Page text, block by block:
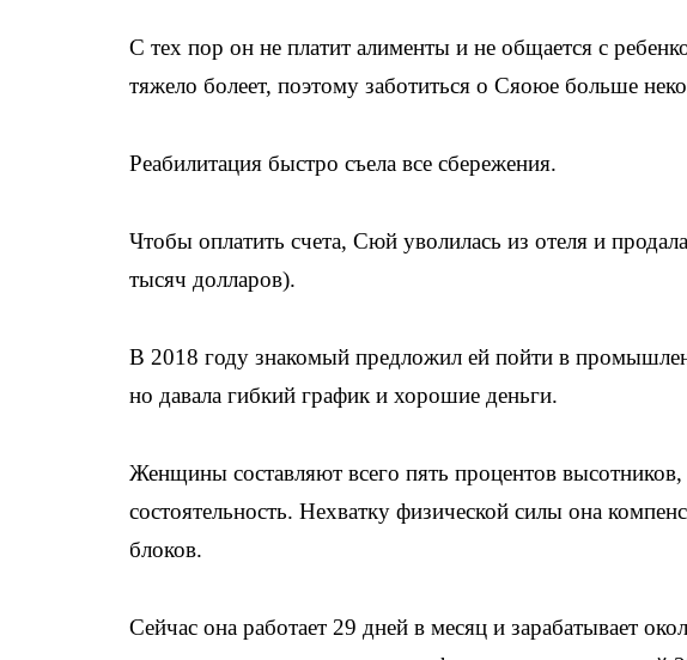
С тех пор он не платит алименты и не общается с
тяжело болеет, поэтому заботиться о Сяоюе больше
Реабилитация быстро съела все сбережения.
Чтобы оплатить счета, Сюй уволилась из отеля и
тысяч долларов).
В 2018 году знакомый предложил ей пойти в
но давала гибкий график и хорошие деньги.
Женщины составляют всего пять процентов
состоятельность. Нехватку физической силы она
блоков.
Сейчас она работает 29 дней в месяц и зарабатывает